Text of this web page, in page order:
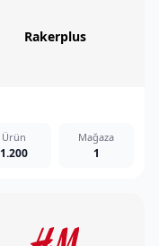
Rakerplus
Ürün
1.200
Mağaza
1